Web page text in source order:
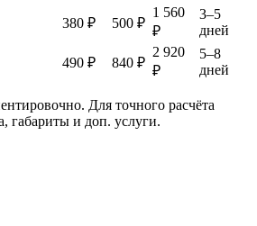
380 ₽ 500 ₽
1 560
₽
3–5
дней
490 ₽ 840 ₽
2 920
₽
5–8
дней
Для точного расчёта
габариты и доп. услуги.